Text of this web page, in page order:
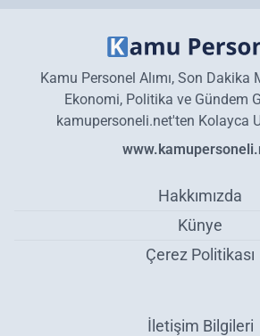
Kamu Personel Alımı, Son Dakika
Ekonomi, Politika ve Gündem
kamupersoneli.net'ten Kolayca
Hakkımızda
Künye
Çerez Politikası
İletişim Bilgileri